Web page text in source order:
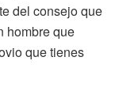
del consejo que
hombre que
que tienes